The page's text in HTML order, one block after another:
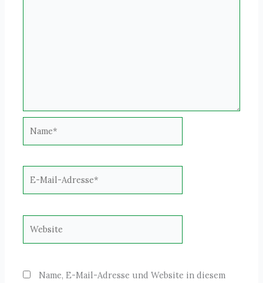
Mail-
Name, E-Mail-Adresse und Website in diesem